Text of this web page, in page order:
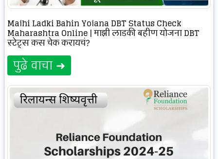
Majhi Ladki Bahin Yojana DBT Status Check
Maharashtra Online | माझी लाडकी बहीण योजना DBT
स्टेट्स कस चेक करायचं?
पुढे वाचा ➜